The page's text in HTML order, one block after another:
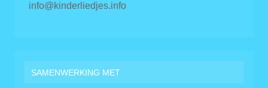
info@kinderliedjes.info
SAMENWERKING MET